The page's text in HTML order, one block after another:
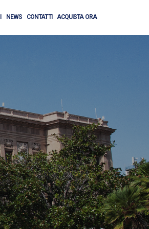
NEWS CONTATTI ACQUISTA ORA